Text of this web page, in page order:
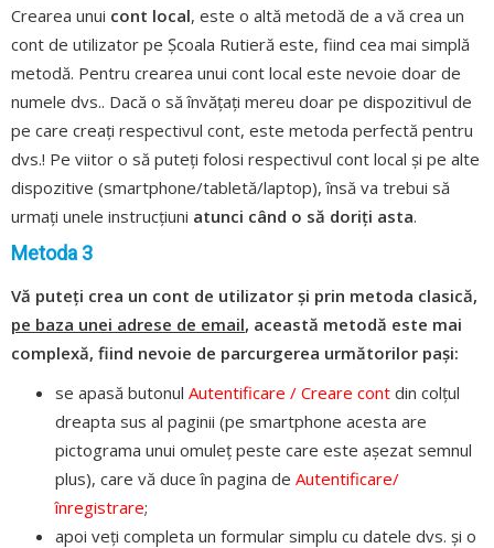
Crearea unui cont local, este o altă metodă de a vă crea un
cont de utilizator pe Școala Rutieră este, fiind cea mai simplă
metodă. Pentru crearea unui cont local este nevoie doar de
numele dvs.. Dacă o să învățați mereu doar pe dispozitivul de
pe care creați respectivul cont, este metoda perfectă pentru
dvs.! Pe viitor o să puteți folosi respectivul cont local și pe alte
dispozitive (smartphone/tabletă/laptop), însă va trebui să
urmați unele instrucțiuni atunci când o să doriți asta.
Metoda 3
Vă puteți crea un cont de utilizator și prin metoda clasică,
pe baza unei adrese de email, această metodă este mai
complexă, fiind nevoie de parcurgerea următorilor pași:
se apasă butonul Autentificare / Creare cont din colțul
dreapta sus al paginii (pe smartphone acesta are
pictograma unui omuleț peste care este așezat semnul
plus), care vă duce în pagina de Autentificare/
înregistrare;
apoi veți completa un formular simplu cu datele dvs. și o